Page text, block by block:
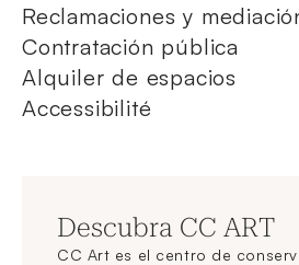
Reclamaciones y
Contratación pública
Alquiler de espacios
Accessibilité
Descubra CC ART
CC Art es el centro de